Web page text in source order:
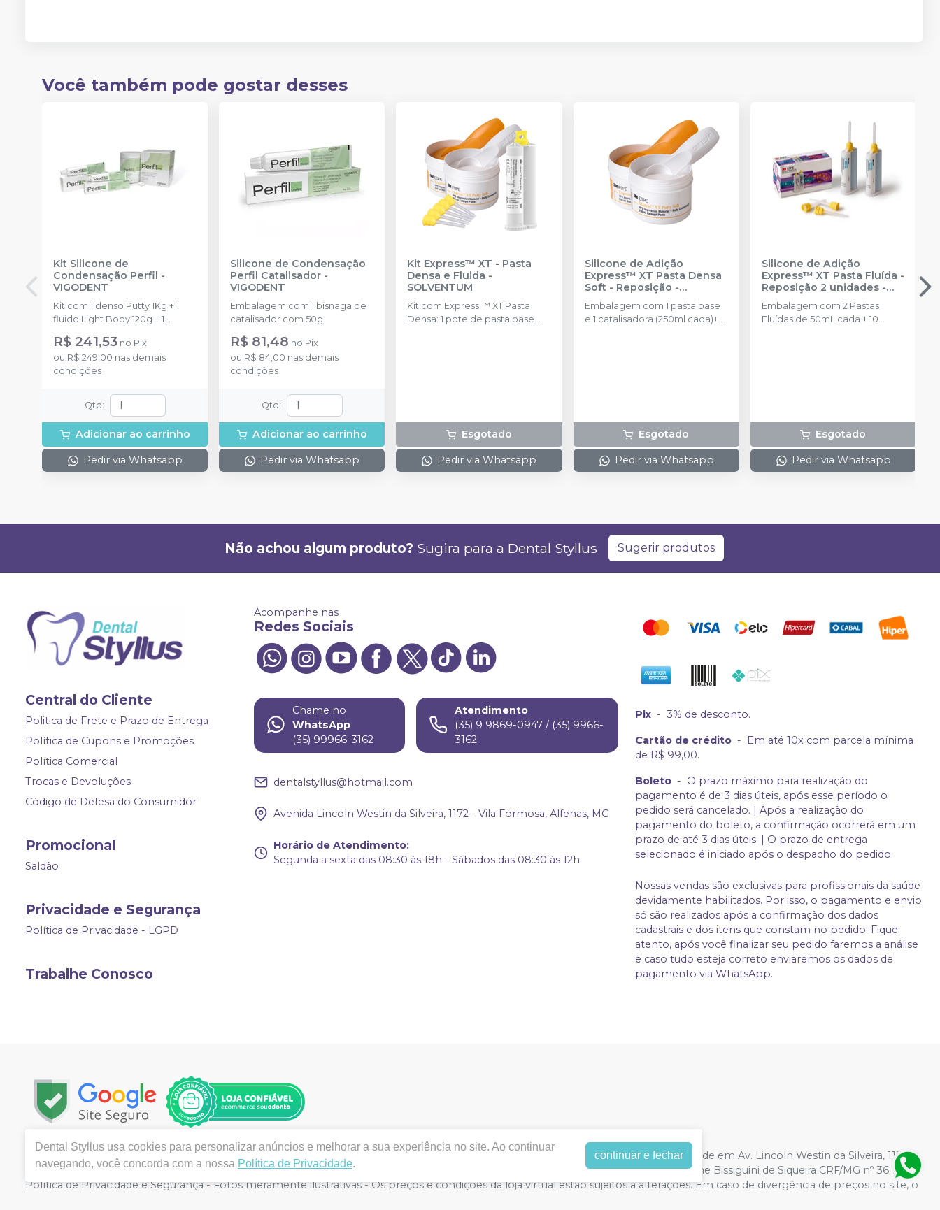
Você também pode gostar desses
Kit Silicone de
Condensação Perfil -
VIGODENT
Kit com 1 denso Putty 1Kg + 1
fluido Light Body 120g + 1
R$ 241,53 no Pix
ou R$ 249,00 nas demais
condições
Qtd :
Adicionar ao carrinho
Pedir via Whatsapp
Silicone de Condensação
Perfil Catalisador -
VIGODENT
Embalagem com 1 bisnaga de
catalisador com 50g.
R$ 81,48 no Pix
ou R$ 84,00 nas demais
condições
Qtd :
Adicionar ao carrinho
Pedir via Whatsapp
Kit Express™ XT - Pasta
Densa e Fluida -
SOLVENTUM
Kit com Express ™ XT Pasta
Densa: 1 pote de pasta base
Esgotado
Pedir via Whatsapp
Silicone de Adição
Express™ XT Pasta Densa
Soft - Reposição -
Embalagem com 1 pasta base
e 1 catalisadora (250ml cada)+ 2
Esgotado
Pedir via Whatsapp
Silicone de Adição
Express™ XT Pasta Fluída -
Reposição 2 unidades-
Embalagem com 2 Pastas
Fluídas de 50mL cada + 10
Esgotado
Pedir via Whatsapp
Não achou algum produto? Sugira para a Dental Styllus Sugerir produtos
Central do Cliente
Politica de Frete e Prazo de Entrega
Política de Cupons e Promoções
Política Comercial
Trocas e Devoluções
Código de Defesa do Consumidor
Promocional
Saldão
Privacidade e Segurança
Política de Privacidade - LGPD
Trabalhe Conosco
Acompanhe nas
Redes Sociais
Chame no
WhatsApp
(35) 99966-3162
Atendimento
(35) 9 9869-0947 / (35) 9966-
3162
dentalstyllus@hotmail.com
Avenida Lincoln Westin da Silveira, 1172 - Vila Formosa, Alfenas, MG
Horário de Atendimento:
Segunda a sexta das 08:30 às 18h - Sábados das 08:30 às 12h
Pix - 3% de desconto.
Cartão de crédito -
Em até 10x com parcela mínima
de R$ 99,00.
Boleto - O prazo máximo para realização do
pagamento é de 3 dias úteis, após esse período o
pedido será cancelado. | Após a realização do
pagamento do boleto, a confirmação ocorrerá em um
prazo de até 3 dias úteis. | O prazo de entrega
selecionado é iniciado após o despacho do pedido.
Nossas vendas são exclusivas para profissionais da saúde
devidamente habilitados. Por isso, o pagamento e envio
só são realizados após a confirmação dos dados
cadastrais e dos itens que constam no pedido. Fique
atento, após você finalizar seu pedido faremos a análise
e caso tudo esteja correto enviaremos os dados de
pagamento via WhatsApp.
Copyright © 2023 | Todos os direitos reservados | www.dentalstyllus.com.br | 19.993.128/0001-21| Sede em Av. Lincoln Westin da Silveira, 1172,
Vila Formosa - Alfenas, MG | Autorizações de Funcionamento ANVISA - Medicamentos: 1.16.680-3 - Farmacêutico responsável: Caroline Bissiguini de Siqueira CRF/MG nº 36.740 |
Política de Privacidade e Segurança - Fotos meramente ilustrativas - Os preços e condições da loja virtual estão sujeitos a alterações. Em caso de divergência de preços no site, o
Dental Styllus usa cookies para personalizar anúncios e melhorar a sua experiência no site. Ao continuar
navegando, você concorda com a nossa Política de Privacidade.
continuar e fechar